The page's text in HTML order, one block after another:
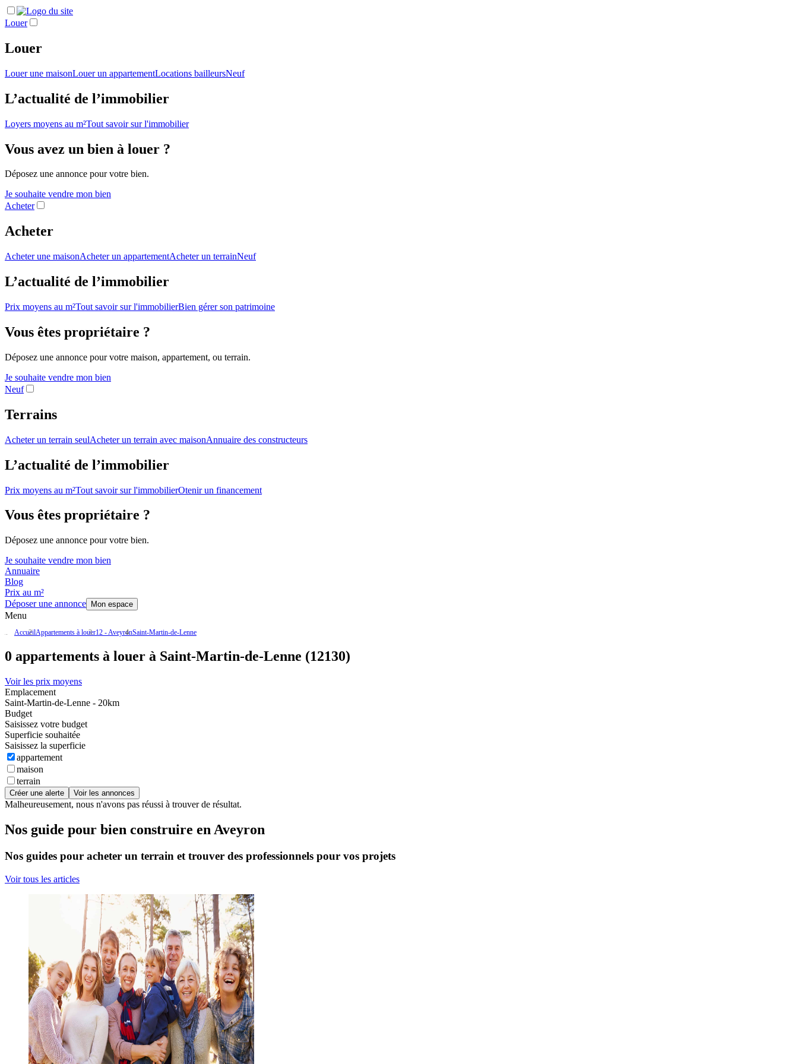
Louer
Louer
Louer une maisonLouer un appartementLocations bailleursNeuf
L’actualité de l’immobilier
Loyers moyens au m²Tout savoir sur l'immobilier
Vous avez un bien à louer ?
Déposez une annonce pour votre bien.
Je souhaite vendre mon bien
Acheter
Acheter
Acheter une maisonAcheter un appartementAcheter un terrainNeuf
L’actualité de l’immobilier
Prix moyens au m²Tout savoir sur l'immobilierBien gérer son patrimoine
Vous êtes propriétaire ?
Déposez une annonce pour votre maison, appartement, ou terrain.
Je souhaite vendre mon bien
Neuf
Terrains
Acheter un terrain seulAcheter un terrain avec maisonAnnuaire des constructeurs
L’actualité de l’immobilier
Prix moyens au m²Tout savoir sur l'immobilierOtenir un financement
Vous êtes propriétaire ?
Déposez une annonce pour votre bien.
Je souhaite vendre mon bien
Annuaire
Blog
Prix au m²
Déposer une annonce
Mon espace
Menu
AccueilAppartements à louer12 - AveyronSaint-Martin-de-Lenne
0 appartements à louer à Saint-Martin-de-Lenne (12130)
Voir les prix moyens
Emplacement
Saint-Martin-de-Lenne - 20km
Budget
Saisissez votre budget
Superficie souhaitée
Saisissez la superficie
appartement
maison
terrain
Créer une alerte Voir les annonces
Malheureusement, nous n'avons pas réussi à trouver de résultat.
Nos guide pour bien construire en Aveyron
Nos guides pour acheter un terrain et trouver des professionnels pour vos projets
Voir tous les articles